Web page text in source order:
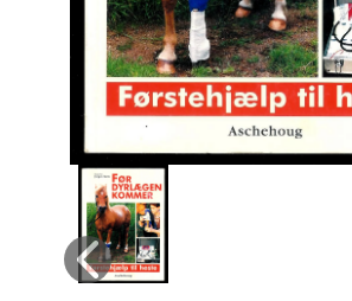
Håndværk
Historie
Hobby
Hus / Have
Husdyr
Jagt